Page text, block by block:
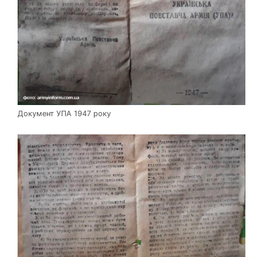
Документ УПА 1947 року